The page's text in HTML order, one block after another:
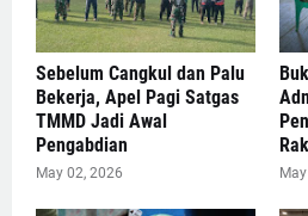
Sebelum Cangkul dan Palu
Bekerja, Apel Pagi Satgas
TMMD Jadi Awal
Pengabdian
May 02, 2026